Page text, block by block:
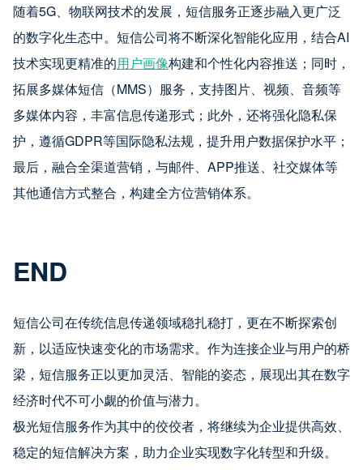
随着5G、物联网技术的发展，短信服务正逐步融入更广泛
的数字化生态中。短信公司将不断深化智能化应用，结合AI
技术实现更精准的用户画像构建和个性化内容推送；同时，
拓展多媒体短信（MMS）服务，支持图片、视频、音频等
多媒体内容，丰富信息传递形式；此外，还将强化隐私保
护，遵循GDPR等国际隐私法规，提升用户数据保护水平；
最后，融合全渠道营销，与邮件、APP推送、社交媒体等
其他通信方式整合，构建全方位营销体系。
END
短信公司在传统信息传递领域稳扎稳打，更在不断探索创
新，以适应快速变化的市场需求。作为连接企业与用户的桥
梁，短信服务正以更加灵活、智能的姿态，展现出其在数字
经济时代不可小觑的价值与潜力。
极光短信服务作为其中的佼佼者，将继续为企业提供高效、
稳定的短信解决方案，助力企业实现数字化转型和升级。